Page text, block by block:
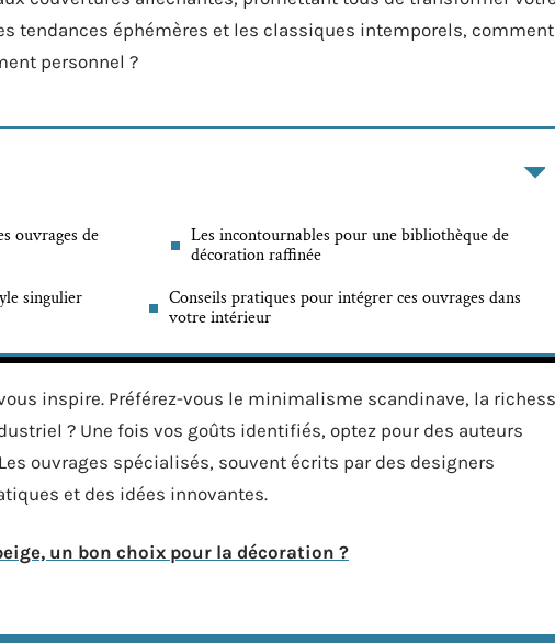
tendances éphémères et les classiques intemporels, comment
personnel ?
ouvrages de
singulier
Les incontournables pour une bibliothèque de
décoration raffinée
Conseils pratiques pour intégrer ces ouvrages dans
votre intérieur
inspire. Préférez-vous le minimalisme scandinave, la
? Une fois vos goûts identifiés, optez pour des auteurs
ouvrages spécialisés, souvent écrits par des designers
et des idées innovantes.
un bon choix pour la décoration ?